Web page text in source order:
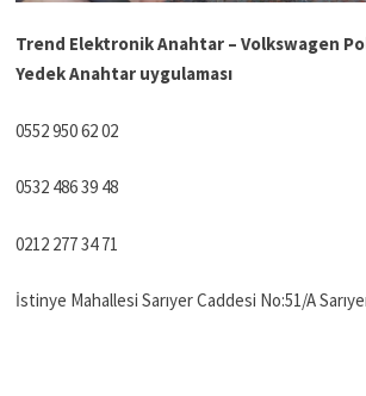
Trend Elektronik Anahtar – Volkswagen
Yedek Anahtar uygulaması
0552 950 62 02
0532 486 39 48
0212 277 34 71
İstinye Mahallesi Sarıyer Caddesi No:51/A